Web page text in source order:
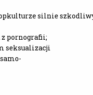
silnie
pornografii;
seksualizacji